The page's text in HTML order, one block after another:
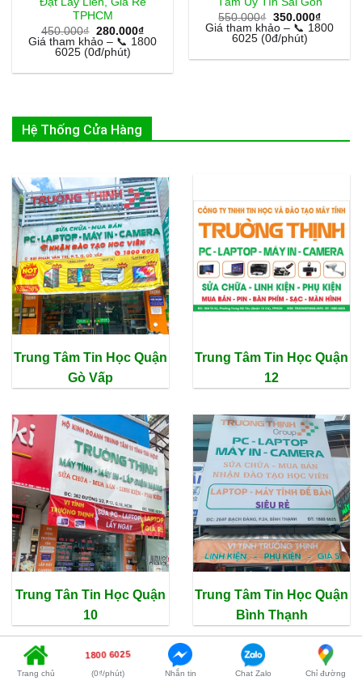
TPHCM
450.000₫ Giá
gốc
là:
450.000₫.
280.000₫Giá
hiện
280.000₫.
Giá tham khảo – 📞 1800
6025 (0đ/phút)
550.000₫ Giá
gốc
là:
550.000₫.
350.000₫Giá
hiện
Giá tham khảo – 📞 1800
6025 (0đ/phút)
Hệ Thống Cửa Hàng
Trung Tâm Tin Học Quận
Gò Vấp
Trung Tâm Tin Học Quận
12
Trung Tân Tin Học Quận
10
Trung Tâm Tin Học Quận
Bình Thạnh
Trang chủ
1800 6025
(0₫/phút) Nhắn tin Chat Zalo Chỉ đường